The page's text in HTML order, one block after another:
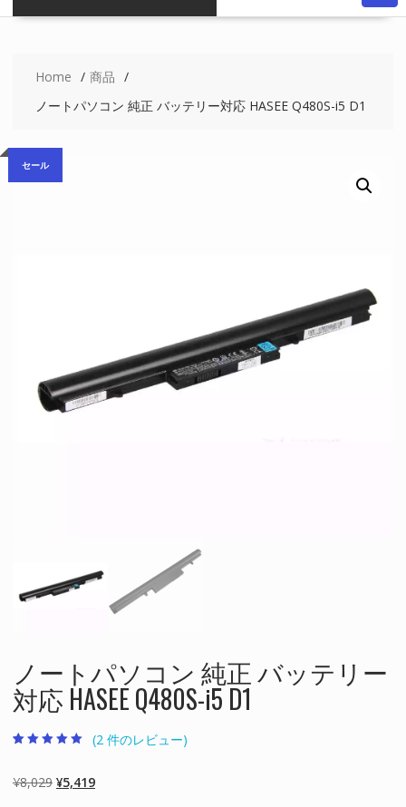
Home
商品
ノートパソコン 純正 バッテリー対応 HASEE Q480S-i5 D1
セール
ノートパソコン 純正 バッテリー
対応 HASEE Q480S-i5 D1
評価のうち、
5.00点
(2 件のレビュー)
¥8,029 元
¥5,419現